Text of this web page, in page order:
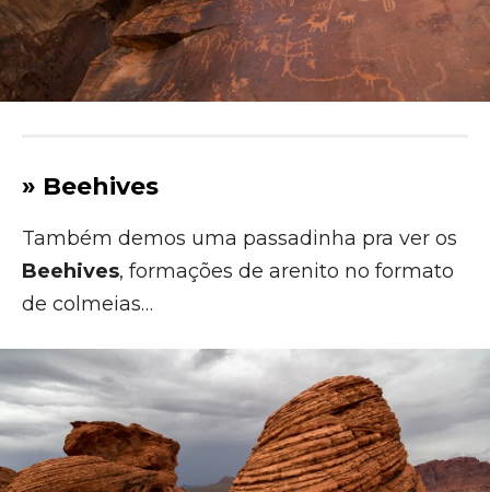
» Beehives
Também demos uma passadinha pra ver os
Beehives, formações de arenito no formato
de colmeias…